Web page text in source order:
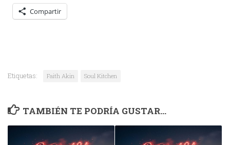
Compartir
Etiquetas: Faith Akin Soul Kitchen
TAMBIÉN TE PODRÍA GUSTAR...